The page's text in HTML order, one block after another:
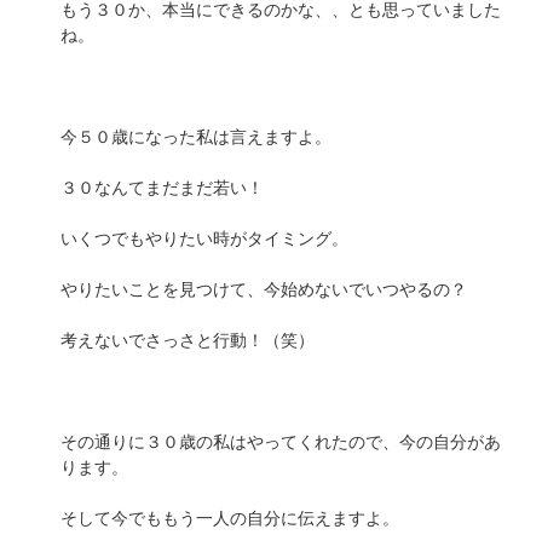
もう３０か、本当にできるのかな、、とも思っていました
ね。
今５０歳になった私は言えますよ。
３０なんてまだまだ若い！
いくつでもやりたい時がタイミング。
やりたいことを見つけて、今始めないでいつやるの？
考えないでさっさと行動！（笑）
その通りに３０歳の私はやってくれたので、今の自分があ
ります。
そして今でももう一人の自分に伝えますよ。